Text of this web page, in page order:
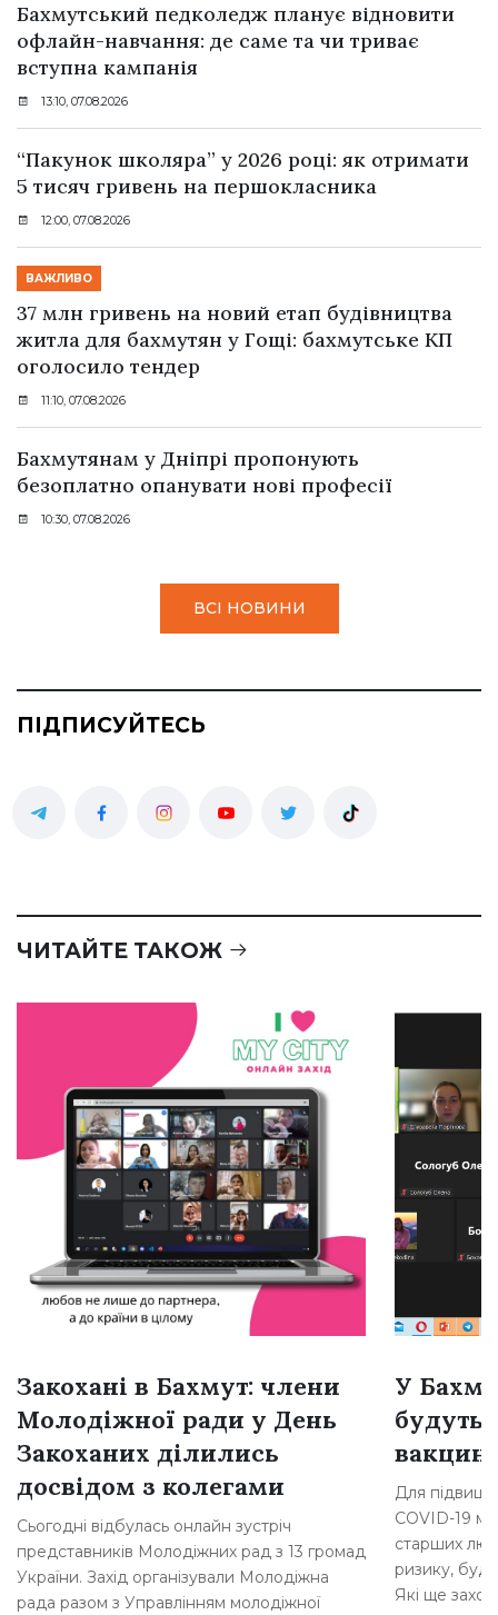
Бахмутський педколедж планує відновити
офлайн-навчання: де саме та чи триває
вступна кампанія
13:10, 07.08.2026
“Пакунок школяра” у 2026 році: як отримати
5 тисяч гривень на першокласника
12:00, 07.08.2026
ВАЖЛИВО
37 млн гривень на новий етап будівництва
житла для бахмутян у Гощі: бахмутське КП
оголосило тендер
11:10, 07.08.2026
Бахмутянам у Дніпрі пропонують
безоплатно опанувати нові професії
10:30, 07.08.2026
ВСІ НОВИНИ
ПІДПИСУЙТЕСЬ
ЧИТАЙТЕ ТАКОЖ
Закохані в Бахмут: члени
Молодіжної ради у День
Закоханих ділились
досвідом з колегами
Сьогодні відбулась онлайн зустріч
представників Молодіжних рад з 13 громад
України. Захід організували Молодіжна
рада разом з Управлінням молодіжної
У
будуть
Для
COVID-19
старших
ризику,
Які ще